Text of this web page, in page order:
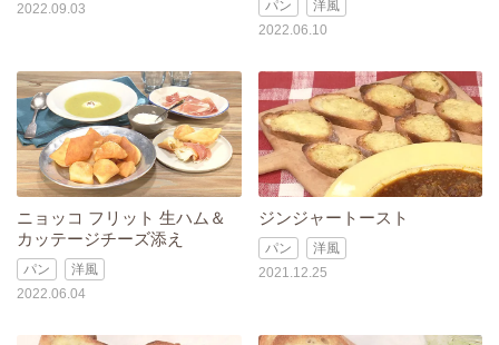
2022.09.03
パン
洋風
2022.06.10
ニョッコ フリット 生ハム＆
カッテージチーズ添え
パン
洋風
2022.06.04
ジンジャートースト
パン
洋風
2021.12.25